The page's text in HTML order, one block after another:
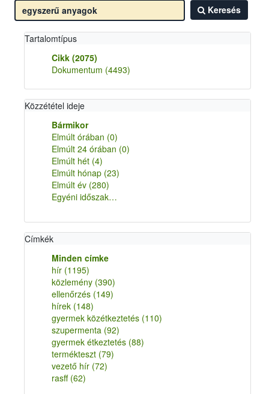
Keresés
Tartalomtípus
Cikk (2075)
Dokumentum (4493)
Közzététel ideje
Bármikor
Elmúlt órában (0)
Elmúlt 24 órában (0)
Elmúlt hét (4)
Elmúlt hónap (23)
Elmúlt év (280)
Egyéni időszak…
Címkék
Minden címke
hír (1195)
közlemény (390)
ellenőrzés (149)
hírek (148)
gyermek közétkeztetés (110)
szupermenta (92)
gyermek étkeztetés (88)
termékteszt (79)
vezető hír (72)
rasff (62)